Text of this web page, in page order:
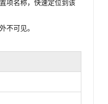
项名称，快速定位到该
不可见。